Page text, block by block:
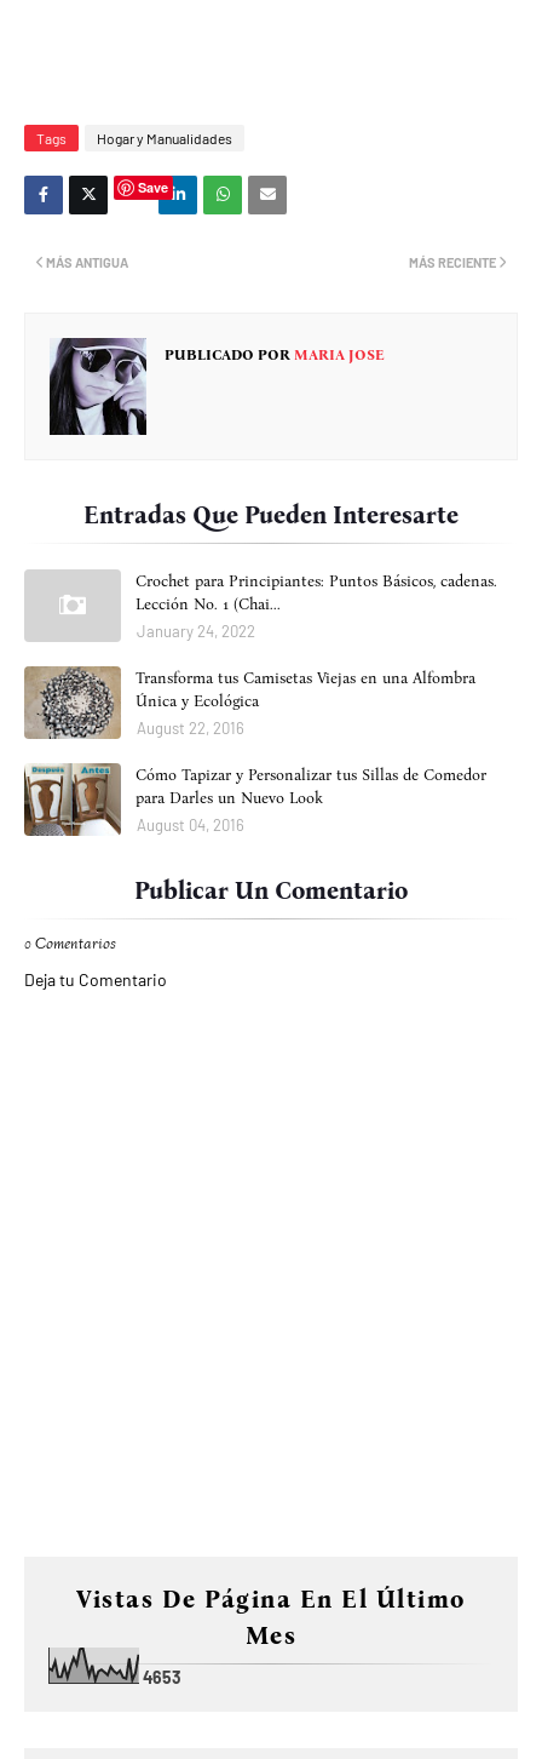
Tags Hogar y Manualidades
Save
MÁS RECIENTE
MÁS ANTIGUA
PUBLICADO POR MARIA JOSE
Entradas Que Pueden Interesarte
Crochet para Principiantes: Puntos Básicos, cadenas.
Lección No. 1 (Chai...
January 24, 2022
Transforma tus Camisetas Viejas en una Alfombra
Única y Ecológica
August 22, 2016
Cómo Tapizar y Personalizar tus Sillas de Comedor
para Darles un Nuevo Look
August 04, 2016
Publicar Un Comentario
0 Comentarios
Deja tu Comentario
Vistas De Página En El Último
Mes
4653